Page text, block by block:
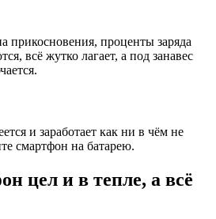
прикосновения, проценты заряда
всё жутко лагает, а под занавес
и заработает как ни в чём не
смартфон на батарею.
цел и в тепле, а всё